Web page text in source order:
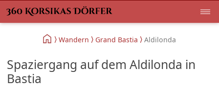
Wandern Grand Bastia Aldilonda
Spaziergang auf dem Aldilonda in
Bastia